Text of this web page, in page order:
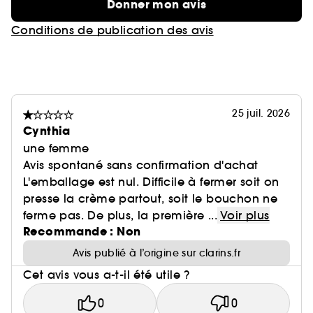
Donner mon avis
Conditions de publication des avis
25 juil. 2026
Cynthia
une femme
Avis spontané sans confirmation d'achat
L'emballage est nul. Difficile à fermer soit on
presse la crème partout, soit le bouchon ne
ferme pas. De plus, la première ... Voir plus
Recommande : Non
Avis publié à l’origine sur clarins.fr
Cet avis vous a-t-il été utile ?
0 0